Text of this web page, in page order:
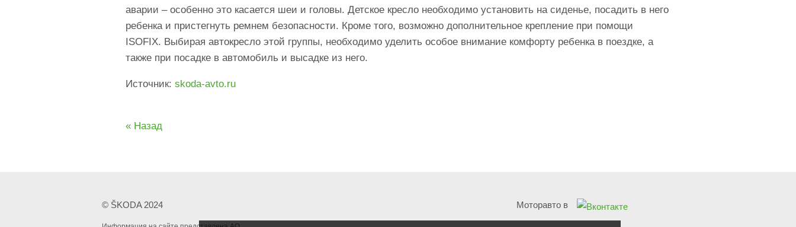
аварии – особенно это касается шеи и головы. Детское кресло необходимо установить на сиденье, посадить в него
ребенка и пристегнуть ремнем безопасности. Кроме того, возможно дополнительное крепление при помощи
ISOFIX. Выбирая автокресло этой группы, необходимо уделить особое внимание комфорту ребенка в поездке, а
также при посадке в автомобиль и высадке из него.
Источник: skoda-avto.ru
« Назад
© ŠKODA 2024 Моторавто в